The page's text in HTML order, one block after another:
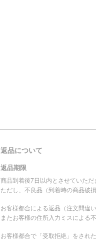
返品について
返品期限
商品到着後7日以内とさせていただ
ただし、不良品（到着時の商品破
お客様都合による返品（注文間違
またお客様の住所入力ミスによる
お客様都合で「受取拒絶」をされ